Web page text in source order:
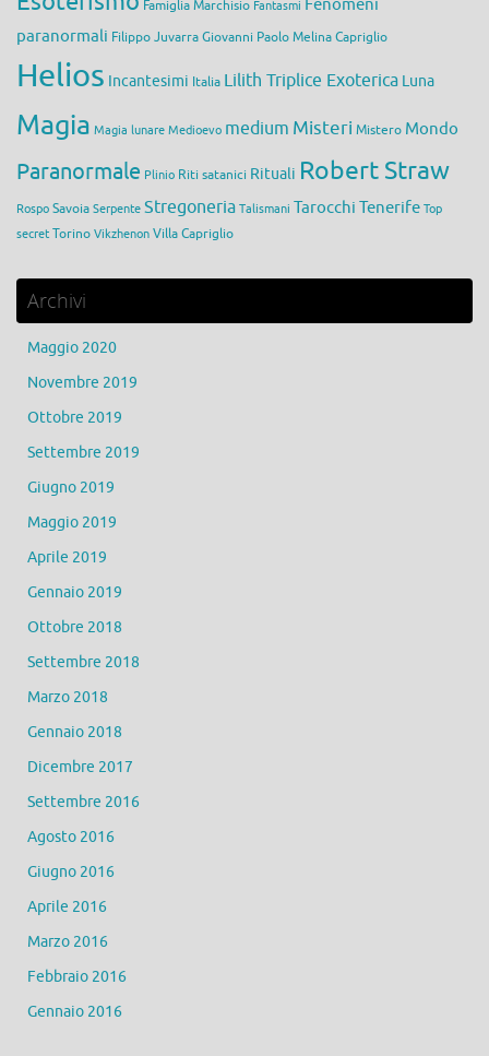
Famiglia Marchisio Fantasmi Fenomeni
paranormali Filippo JuvarraGiovanni Paolo Melina Capriglio
Helios Incantesimi Italia Lilith Triplice Exoterica Luna
Magia Magia lunare Medioevo medium Misteri Mistero Mondo
Paranormale Plinio Riti satanici Rituali Robert Straw
Rospo Savoia Serpente Stregoneria Talismani Tarocchi Tenerife Top
secret Torino Vikzhenon Villa Capriglio
Archivi
Maggio 2020
Novembre 2019
Ottobre 2019
Settembre 2019
Giugno 2019
Maggio 2019
Aprile 2019
Gennaio 2019
Ottobre 2018
Settembre 2018
Marzo 2018
Gennaio 2018
Dicembre 2017
Settembre 2016
Agosto 2016
Giugno 2016
Aprile 2016
Marzo 2016
Febbraio 2016
Gennaio 2016